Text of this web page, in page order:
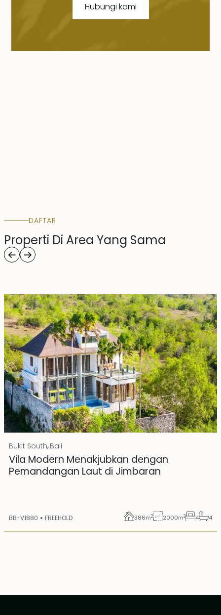
Hubungi kami
DAFTAR
Properti Di Area Yang Sama
Rp 20000000000 IDR
Hak Milik
Bukit South,Bali
Vila Modern Menakjubkan dengan
Pemandangan Laut di Jimbaran
BB-V1880 FREEHOLD 386m2 2000m2 4 4